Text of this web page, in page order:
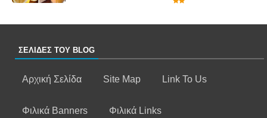
ΣΕΛΙΔΕΣ ΤΟΥ BLOG
Αρχική Σελίδα Site Map Link To Us
Φιλικά Banners Φιλικά Links